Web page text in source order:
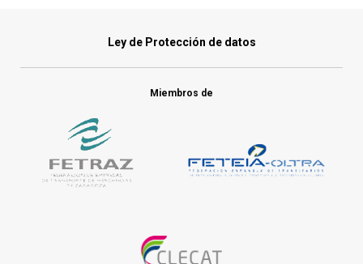
Ley de Protección de datos
Miembros de